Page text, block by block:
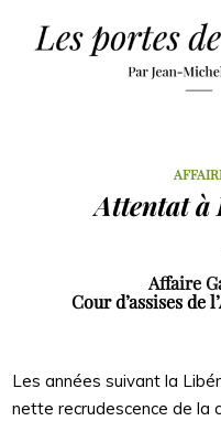
Attentat à
Affaire
Cour d’assises de
Les années suivant la
nette recrudescence de la